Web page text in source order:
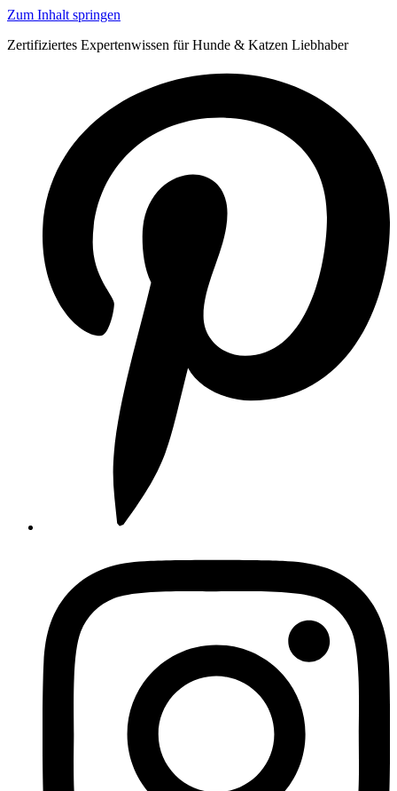
Zum Inhalt springen
Zertifiziertes Expertenwissen für Hunde & Katzen Liebhaber